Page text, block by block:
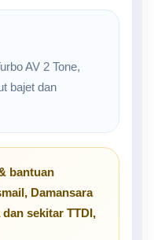
AV 2 Tone,
bajet dan
bantuan
, Damansara
dan sekitar TTDI,